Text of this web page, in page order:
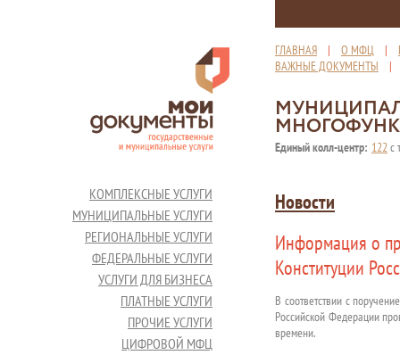
ГЛАВНАЯ | О МФЦ |
ВАЖНЫЕ ДОКУМЕНТЫ
Единый колл-центр: 122с
КОМПЛЕКСНЫЕ УСЛУГИ
МУНИЦИПАЛЬНЫЕ УСЛУГИ
РЕГИОНАЛЬНЫЕ УСЛУГИ
ФЕДЕРАЛЬНЫЕ УСЛУГИ
УСЛУГИ ДЛЯ БИЗНЕСА
ПЛАТНЫЕ УСЛУГИ
ПРОЧИЕ УСЛУГИ
ЦИФРОВОЙ МФЦ
Новости
Информация о
Конституции
В соответствии с
Российской Федерации
времени.